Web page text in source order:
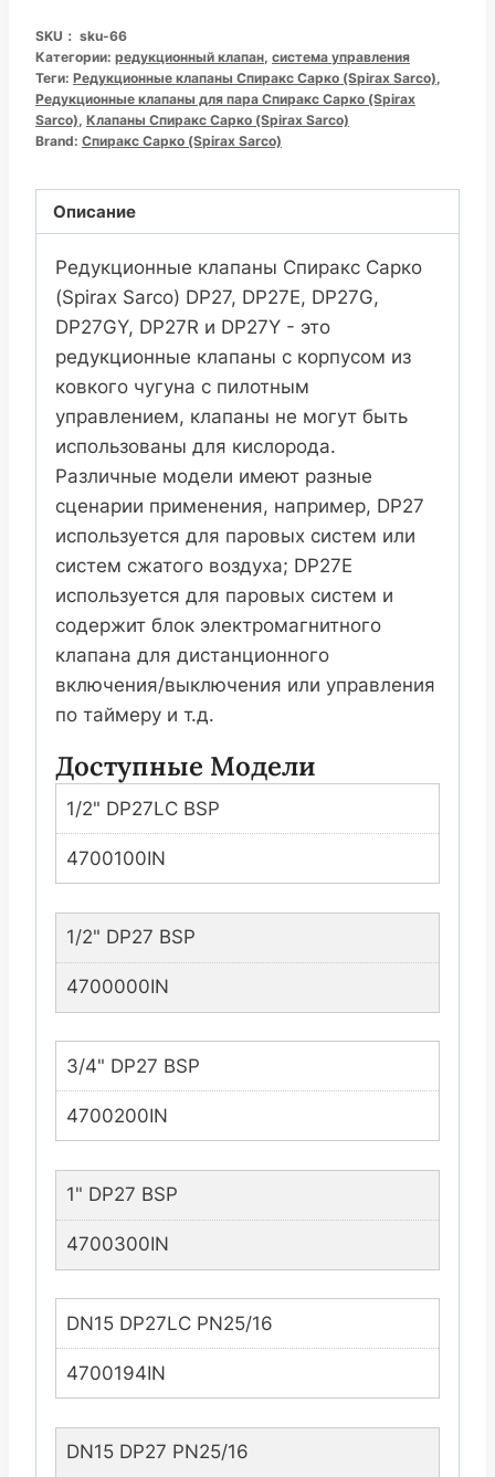
减
压
阀
螺
法
兰
量
SKU： sku-66
Категории: редукционный клапан, система управления
Теги: Редукционные клапаны Спиракс Сарко (Spirax Sarco),
Редукционные клапаны для пара Спиракс Сарко (Spirax
Sarco), Клапаны Спиракс Сарко (Spirax Sarco)
Brand: Спиракс Сарко (Spirax Sarco)
Описание
Редукционные клапаны Спиракс Сарко
(Spirax Sarco) DP27, DP27E, DP27G,
DP27GY, DP27R и DP27Y - это
редукционные клапаны с корпусом из
ковкого чугуна с пилотным
управлением, клапаны не могут быть
использованы для кислорода.
Различные модели имеют разные
сценарии применения, например, DP27
используется для паровых систем или
систем сжатого воздуха; DP27E
используется для паровых систем и
содержит блок электромагнитного
клапана для дистанционного
включения/выключения или управления
по таймеру и т.д.
Доступные Модели
1/2" DP27LC BSP
4700100IN
1/2" DP27 BSP
4700000IN
3/4" DP27 BSP
4700200IN
1" DP27 BSP
4700300IN
DN15 DP27LC PN25/16
4700194IN
DN15 DP27 PN25/16